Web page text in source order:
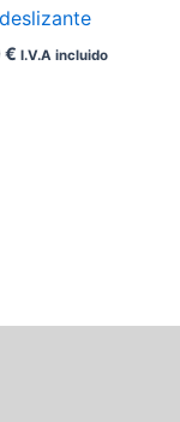
€ I.V.A incluido